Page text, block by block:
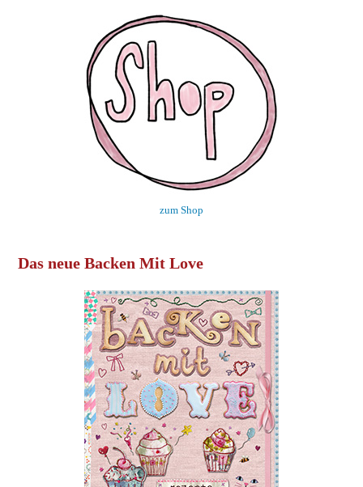
zum Shop
Das neue Backen Mit Love